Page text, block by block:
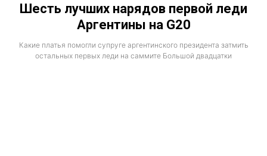
Шесть лучших нарядов первой леди
Аргентины на G20
Какие платья помогли супруге аргентинского президента затмить
остальных первых леди на саммите Большой двадцатки